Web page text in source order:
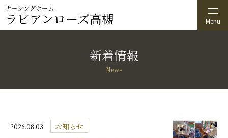
ナーシングホーム
ラビアンローズ高槻
新着情報
News
2026.08.03 お知らせ